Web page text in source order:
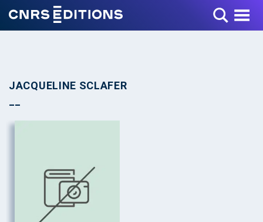
Toggle Menu
JACQUELINE SCLAFER